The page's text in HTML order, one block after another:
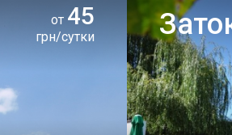
от 45
грн/сутки